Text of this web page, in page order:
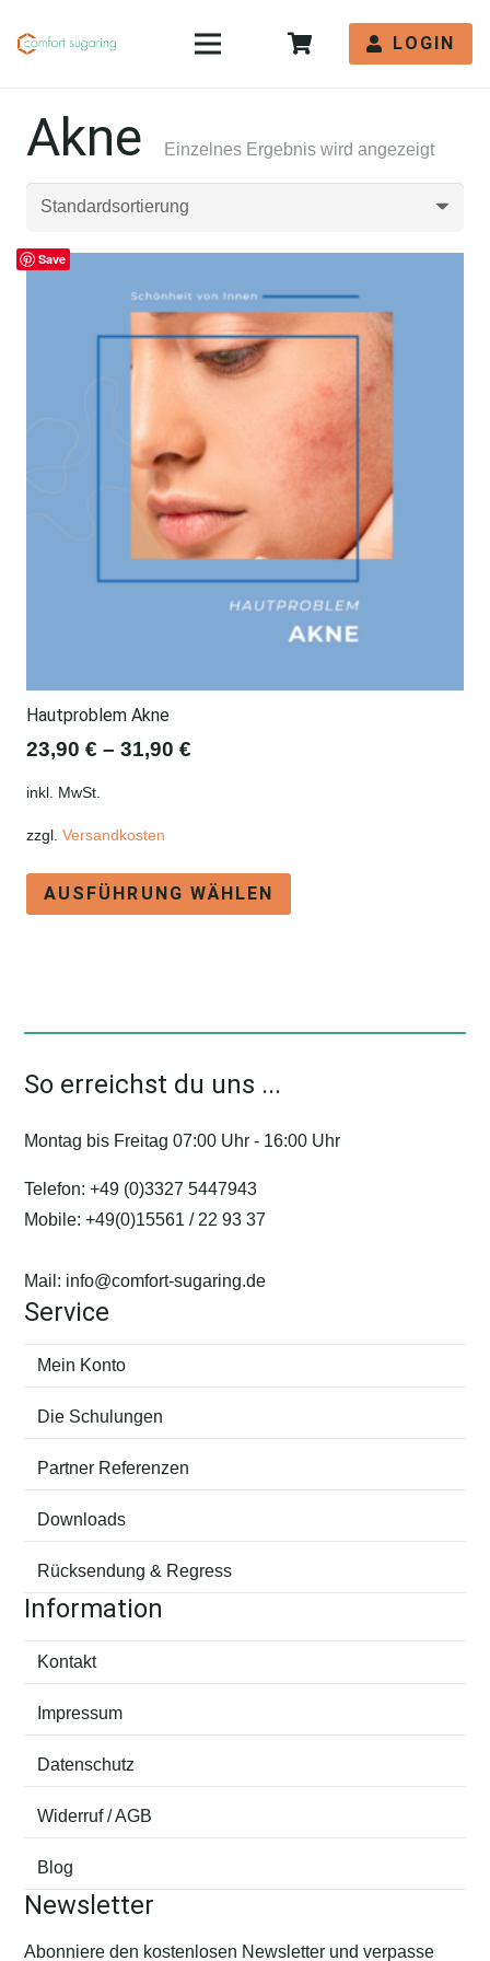
LOGIN
Akne Einzelnes Ergebnis wird angezeigt
Save
Hautproblem Akne
23,90 € – 31,90 €
inkl. MwSt.
zzgl. Versandkosten
AUSFÜHRUNG WÄHLEN
auf
So erreichst du uns ...
Montag bis Freitag 07:00 Uhr - 16:00 Uhr
Telefon:+49 (0)3327 5447943
Mobile:+49(0)15561 / 22 93 37
Mail: info@comfort-sugaring.de
Service
Mein Konto
Die Schulungen
Partner Referenzen
Downloads
Rücksendung & Regress
Information
Kontakt
Impressum
Datenschutz
Widerruf / AGB
Blog
Newsletter
Abonniere den kostenlosen Newsletter und verpasse